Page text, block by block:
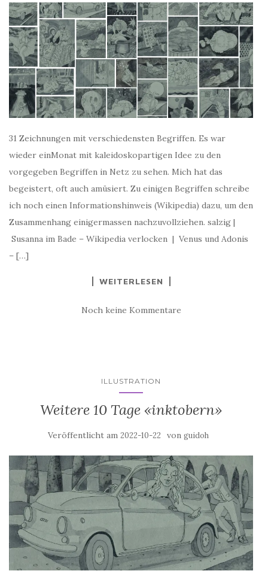
31 Zeichnungen mit verschiedensten Begriffen. Es war
wieder einMonat mit kaleidoskopartigen Idee zu den
vorgegeben Begriffen in Netz zu sehen. Mich hat das
begeistert, oft auch amüsiert. Zu einigen Begriffen schreibe
ich noch einen Informationshinweis (Wikipedia) dazu, um den
Zusammenhang einigermassen nachzuvollziehen. salzig |
Susanna im Bade – Wikipedia verlocken | Venus und Adonis
– […]
WEITERLESEN
Noch keine Kommentare
ILLUSTRATION
Weitere 10 Tage «inktobern»
Veröffentlicht am 2022-10-22 von guidoh